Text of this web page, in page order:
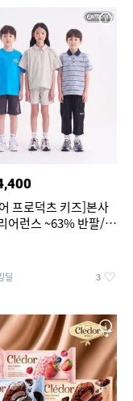
프로덕츠 키즈]본사
어런스 ~63% 반팔/반
딜 3